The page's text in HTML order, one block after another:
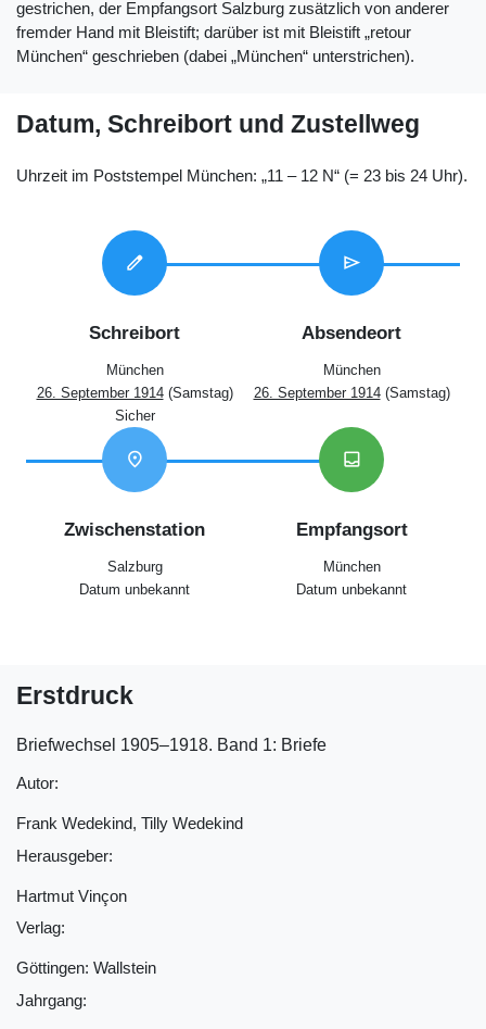
gestrichen, der Empfangsort Salzburg zusätzlich von anderer
fremder Hand mit Bleistift; darüber ist mit Bleistift „retour
München“ geschrieben (dabei „München“ unterstrichen).
Datum, Schreibort und Zustellweg
Uhrzeit im Poststempel München: „11 – 12 N“ (= 23 bis 24 Uhr).
edit
Schreibort
München
26. September 1914(Samstag)
Sicher
send
Absendeort
München
26. September 1914(Samstag)
location_on
Zwischenstation
Salzburg
Datum unbekannt
inbox
Empfangsort
München
Datum unbekannt
Erstdruck
Briefwechsel 1905‒1918. Band 1: Briefe
Autor:
Frank Wedekind, Tilly Wedekind
Herausgeber:
Hartmut Vinçon
Verlag:
Göttingen: Wallstein
Jahrgang: